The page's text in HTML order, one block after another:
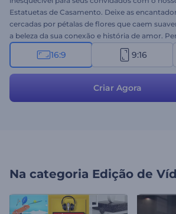
Estatuetas de Casamento. Deixe as
cercadas por pétalas de flores que caem
a beleza da sua conexão e história de amor.
com seus nomes, a data do casamento e os
criando um convite personalizado que reflita o
adicionar um toque de romance ao seu
agora e transforme o anúncio do seu
16:9 9:16
Criar Agora
Na categoria Edição de